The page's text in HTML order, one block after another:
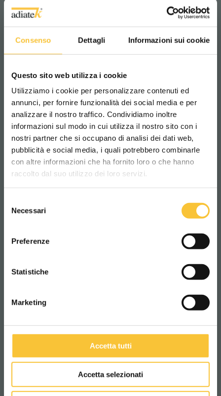
Consenso Dettagli Informazioni sui cookie
Questo sito web utilizza i cookie
Utilizziamo i cookie per personalizzare contenuti ed
annunci, per fornire funzionalità dei social media e per
analizzare il nostro traffico. Condividiamo inoltre
informazioni sul modo in cui utilizza il nostro sito con i
nostri partner che si occupano di analisi dei dati web,
pubblicità e social media, i quali potrebbero combinarle
con altre informazioni che ha fornito loro o che hanno
raccolto dal suo utilizzo dei loro servizi.
delNecessari
Preferenze
Statistiche
Marketing
Accetta tutti
Accetta selezionati
Ruby 48 BL
Ruby 48 BLT
Scegli il paese in cui ti trovi e la tua
lingua per una migliore esperienza di
navigazione